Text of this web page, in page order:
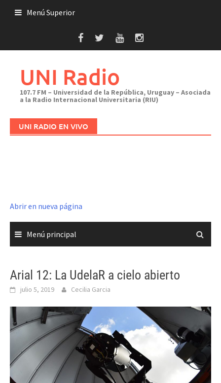
Menú Superior
UNI Radio
107.7 FM – Universidad de la República, Uruguay – Asociada
a la Radio Internacional Universitaria (RIU)
UNI RADIO EN VIVO
Abrir en nueva página
Menú principal
Arial 12: La UdelaR a cielo abierto
julio 5, 2019 Cecilia Garcia